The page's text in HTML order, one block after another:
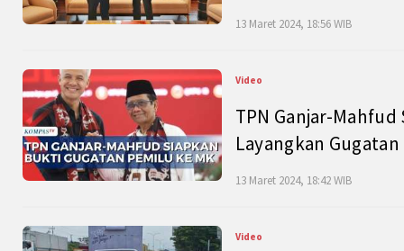
13 Maret 2024, 18:56 WIB
Video
TPN Ganjar-
Layangkan
13 Maret 2024, 18:42 WIB
Video